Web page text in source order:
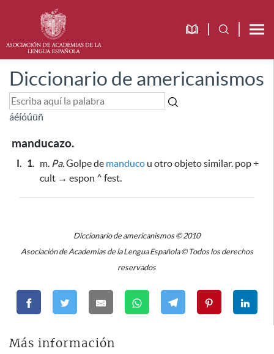
Diccionario de americanismos
áéíóúüñ
manducazo.
I. 1. m. Pa.Golpe de manduco u otro objeto similar. pop +
cult → espon ^ fest.
Diccionario de americanismos © 2010
Asociación de Academias de la Lengua Española © Todos los derechos
reservados
Más información